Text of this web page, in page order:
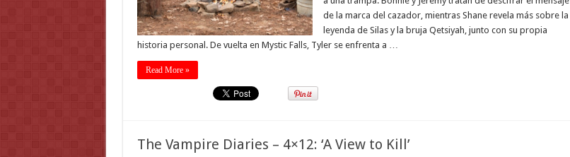
de la marca del cazador, mientras Shane revela más sobre la
leyenda de Silas y la bruja Qetsiyah, junto con su propia
historia personal. De vuelta en Mystic Falls, Tyler se enfrenta a …
Read More »
The Vampire Diaries – 4×12: ‘A View to Kill’